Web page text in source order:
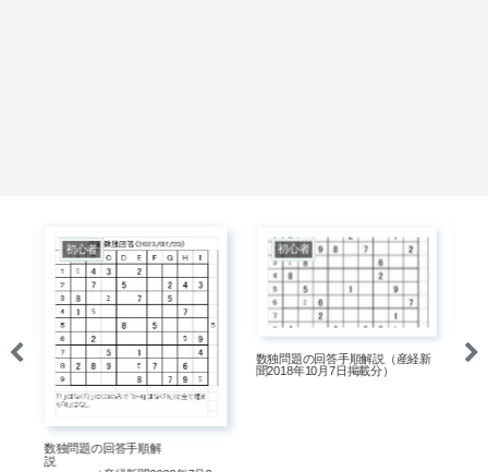
初心者
数独問題の回答手順解
説
初心者
数独問題の回答手順解説（産経新
聞2018年10月7日掲載分）
数